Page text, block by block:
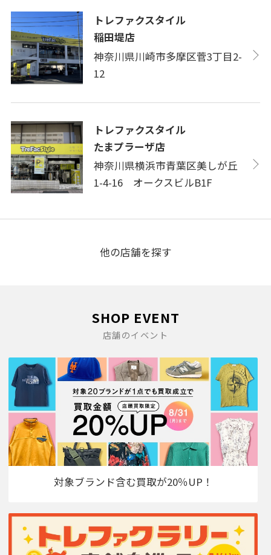
トレファクスタイル
稲田堤店
神奈川県川崎市多摩区菅3丁目2-
12
トレファクスタイル
たまプラーザ店
神奈川県横浜市青葉区美しが丘
1-4-16 オークスビルB1F
他の店舗を探す
SHOP EVENT
店舗のイベント
対象ブランド含む買取が20％UP！